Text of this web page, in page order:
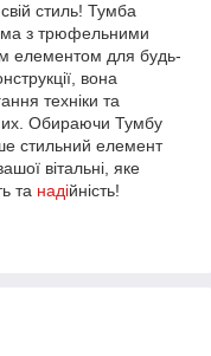
стиль! Тумба
з трюфельними
елементом для будь-
вона
техніки та
Обираючи Тумбу
стильний елемент
вітальні, яке
та надійність!